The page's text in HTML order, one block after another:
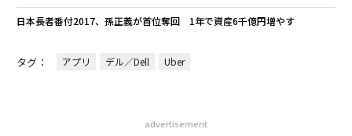
日本長者番付2017、孫正義が首位奪回 1年で資産6千億円増やす
タグ： アプリ デル／Dell Uber
advertisement